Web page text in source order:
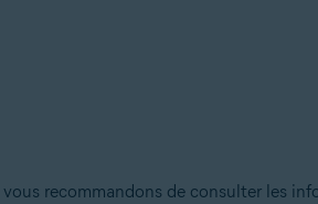
recommandons de consulter les